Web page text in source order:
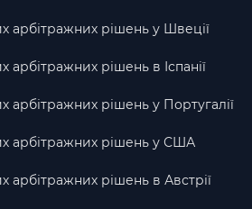
арбітражних рішень у Швеції
арбітражних рішень в Іспанії
арбітражних рішень у Португалії
арбітражних рішень у США
арбітражних рішень в Австрії